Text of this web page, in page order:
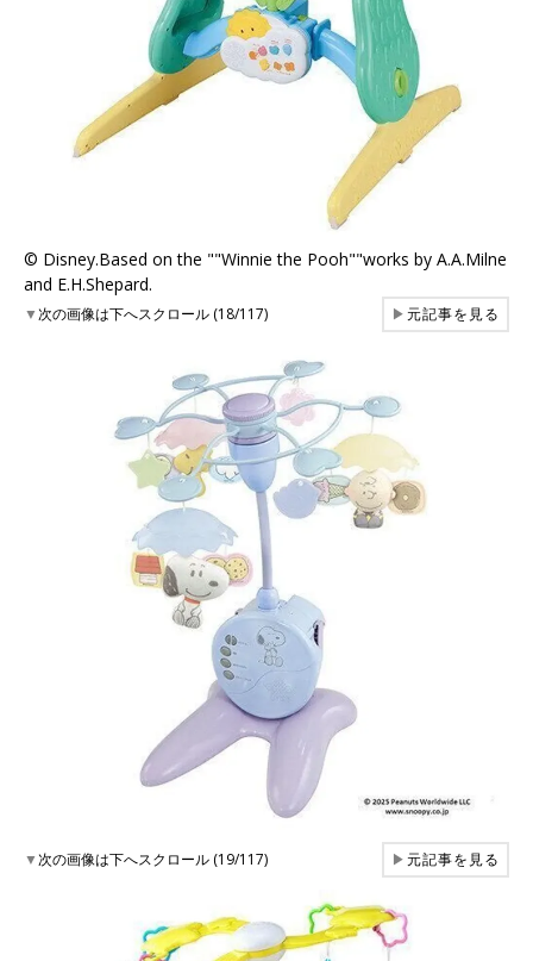
© Disney.Based on the ""Winnie the Pooh""works by A.A.Milne
and E.H.Shepard.
▼次の画像は下へスクロール (18/117) ▶元記事を見る
▼次の画像は下へスクロール (19/117) ▶元記事を見る